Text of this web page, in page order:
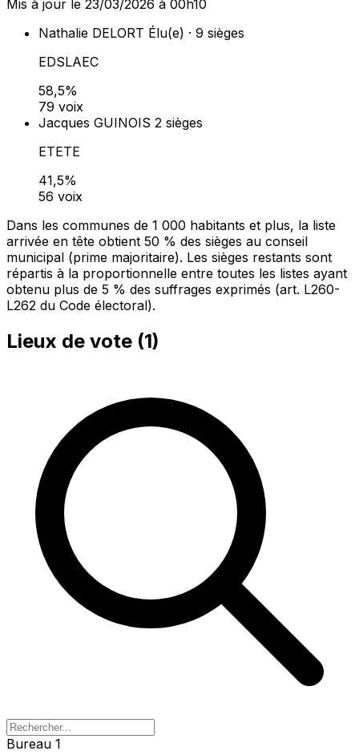
Mis à jour le 23/03/2026 à 00h10
Nathalie DELORT Élu(e) · 9 sièges
EDSLAEC
58,5%
79 voix
Jacques GUINOIS 2 sièges
ETETE
41,5%
56 voix
Dans les communes de 1 000 habitants et plus, la liste
arrivée en tête obtient 50 % des sièges au conseil
municipal (prime majoritaire). Les sièges restants sont
répartis à la proportionnelle entre toutes les listes ayant
obtenu plus de 5 % des suffrages exprimés (art. L260-
L262 du Code électoral).
Lieux de vote (1)
Bureau 1